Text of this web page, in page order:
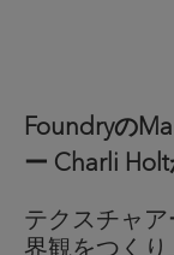
Foundryの
ー Charli
テクスチャ
界観をつく